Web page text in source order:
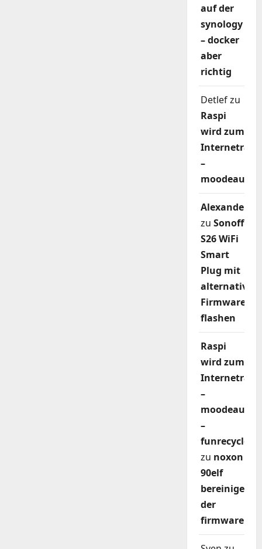
auf der
synology
– docker
aber
richtig
Detlefzu
Raspi
wird zum
–
moodeaudio
Alexander
zu Sonoff
S26 WiFi
Smart
Plug mit
alternativer
Firmware
flashen
Raspi
wird zum
–
moodeaudio
–
funrecycler
zu noxon
90elf
bereinigen
der
firmware